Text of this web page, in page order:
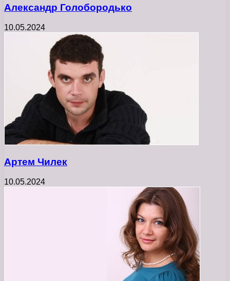
Александр Голобородько
10.05.2024
Артем Чилек
10.05.2024